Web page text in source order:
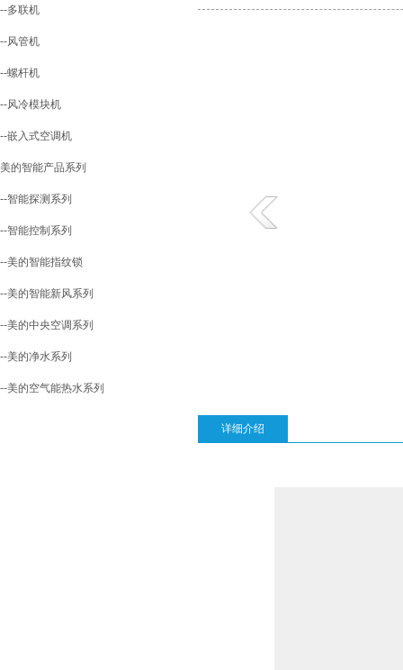
--多联机
--风管机
--螺杆机
--风冷模块机
--嵌入式空调机
美的智能产品系列
--智能探测系列
--智能控制系列
--美的智能指纹锁
--美的智能新风系列
--美的中央空调系列
--美的净水系列
--美的空气能热水系列
详细介绍